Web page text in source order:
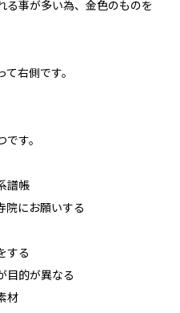
る事が多い為、金色のものを
右側です。
す。
譜帳
院にお願いする
する
目的が異なる
材